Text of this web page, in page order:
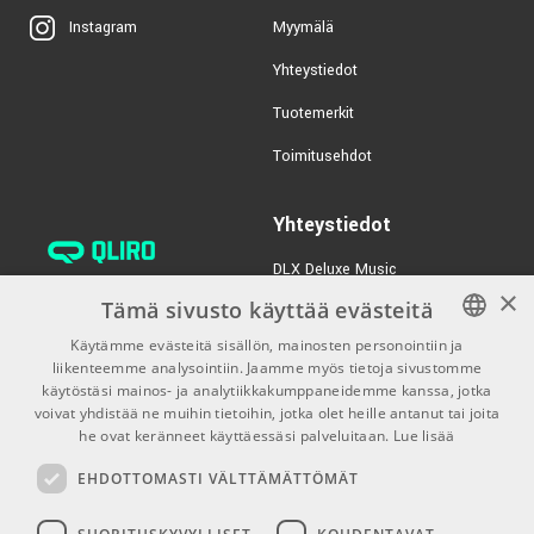
Instagram
Myymälä
Yhteystiedot
Tuotemerkit
Toimitusehdot
Yhteystiedot
DLX Deluxe Music
verkkokaupan asiakaspalvelu:
tilaus@dlxmusic.fi
Puh: 0207 282240 (arkisin klo
13-17)
Puh: 0207 282250 (myymälä)
00580 Helsinki
Y-tunnus: 1983522-7
FINNISH
FINNISH
×
Tämä sivusto käyttää evästeitä
Käytämme evästeitä sisällön, mainosten personointiin ja
liikenteemme analysointiin. Jaamme myös tietoja sivustomme
käytöstäsi mainos- ja analytiikkakumppaneidemme kanssa, jotka
voivat yhdistää ne muihin tietoihin, jotka olet heille antanut tai joita
he ovat keränneet käyttäessäsi palveluitaan. Lue lisää
EHDOTTOMASTI VÄLTTÄMÄTTÖMÄT